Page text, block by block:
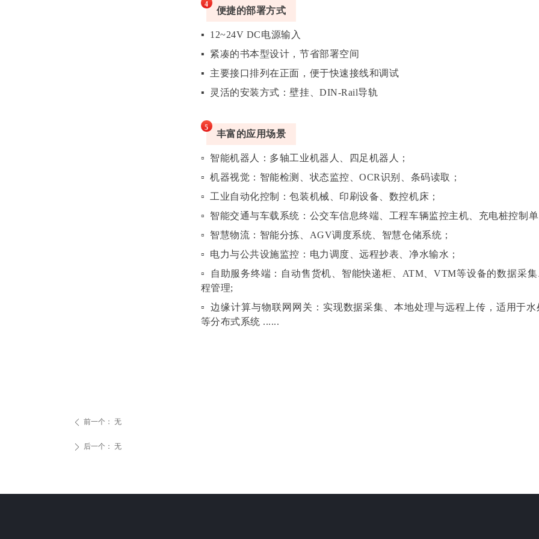
4
便捷的部署方式
▪ 12~24V DC电源输入
▪ 紧凑的书本型设计，节省部署空间
▪ 主要接口排列在正面，便于快速接线和调试
▪ 灵活的安装方式：壁挂、DIN-Rail导轨
5
丰富的应用场景
▫ 智能机器人：多轴工业机器人、四足机器人；
▫ 机器视觉：智能检测、状态监控、OCR识别、条码读取；
▫ 工业自动化控制：包装机械、印刷设备、数控机床；
▫ 智能交通与车载系统‌：公交车信息终端、工程车辆监控主机、充电桩控制
▫ 智慧物流：智能分拣、AGV调度系统、智慧仓储系统；
▫ 电力与公共设施监控：电力调度、远程抄表、净水输水；
▫ 自助服务终端：自动售货机、智能快递柜、ATM、VTM等设备的数据采
程管理;
▫ 边缘计算与物联网网关：实现数据采集、本地处理与远程上传，适用于
等分布式系统 ......
ꄴ 前一个： 无
ꄲ 后一个： 无